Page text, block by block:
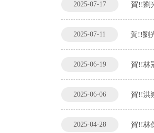
2025-07-17 賀!!劉
2025-07-11 賀!!劉
2025-06-19 賀!!林
2025-06-06 賀!!洪
2025-04-28 賀!!林